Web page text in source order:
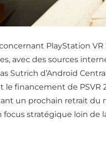
PlayStation
avec des sources
Sutrich d’Android
le financement de PSVR
un prochain retrait du
focus stratégique loin de